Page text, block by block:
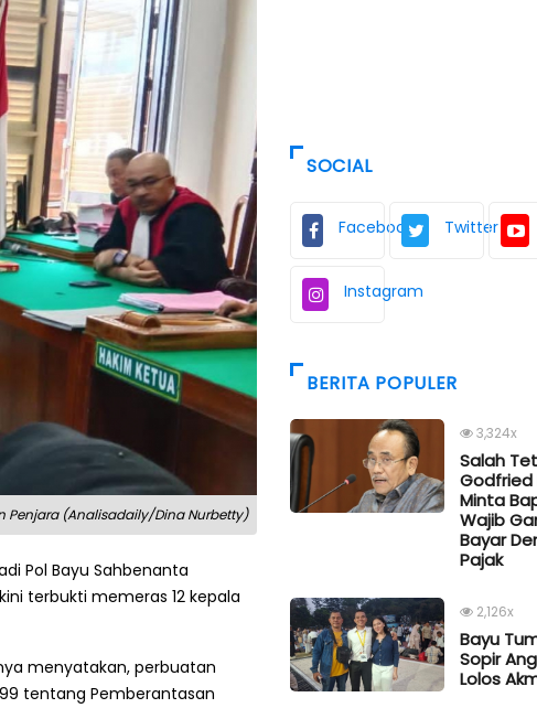
Penjara (Analisadaily/Dina Nurbetty)
Pol Bayu Sahbenanta
terbukti memeras 12 kepala
menyatakan, perbuatan
tentang Pemberantasan
SOCIAL
Facebook Twitter
Instagram
BERITA POPULER
3,324x
Salah
Godfried
Minta
Wajib
Bayar
Pajak
2,126x
Bayu
Sopir
Lolos